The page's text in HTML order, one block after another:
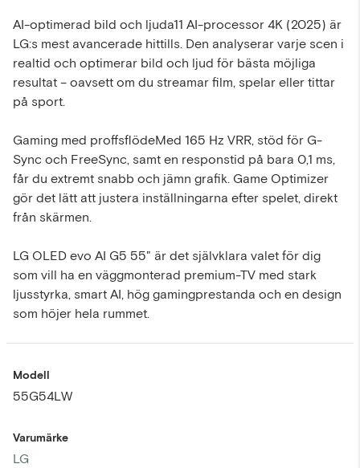
AI-optimerad bild och ljuda11 AI-processor 4K (2025) är
LG:s mest avancerade hittills. Den analyserar varje scen i
realtid och optimerar bild och ljud för bästa möjliga
resultat – oavsett om du streamar film, spelar eller tittar
på sport.
Gaming med proffsflödeMed 165 Hz VRR, stöd för G-
Sync och FreeSync, samt en responstid på bara 0,1 ms,
får du extremt snabb och jämn grafik. Game Optimizer
gör det lätt att justera inställningarna efter spelet, direkt
från skärmen.
LG OLED evo AI G5 55" är det självklara valet för dig
som vill ha en väggmonterad premium-TV med stark
ljusstyrka, smart AI, hög gamingprestanda och en design
som höjer hela rummet.
Modell
55G54LW
Varumärke
LG